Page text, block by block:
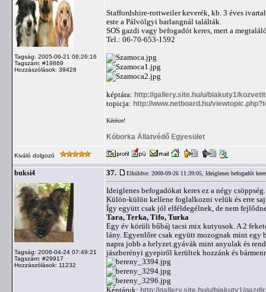
Tagság: 2005-06-21 06:26:16
Tagszám: #19869
Hozzászólások: 39428
Staffordshire-rottweiler keverék, kb. 3 éves
este a Pálvölgyi barlangnál találták.
SOS gazdi vagy befogadót keres, mert a
Tel.: 06-70-653-1592
képtára: http://gallery.site.hu/u/biakuty1/
topicja: http://www.netboard.hu/
Kérésre!
Kóborka Állatvédő Egyesület
Kiváló dolgozó
buksi4
Tagság: 2006-04-24 07:49:21
Tagszám: #29917
Hozzászólások: 11232
37. Elküldve: 2008-09-26 11:39:05, Ideiglenes befogadót
Ideiglenes befogadókat keres ez a négy csöppség.
Külön-külön kellene foglalkozni velük és erre
Így együtt csak jól elféldegélnek, de nem
Tara, Terka, Tifo, Turka
Egy év körüli bűbáj tacsi mix kutyusok. A 2
lány. Egyenlőre csak együtt mozognak mint egy
napra jobb a helyzet.gyávák mint anyulak és
jászberényi gyepiről kerültek hozzánk és
Képtáruk: http://gallery.site.hu/u/biakuty1/